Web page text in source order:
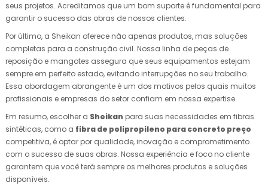
seus projetos. Acreditamos que um bom suporte é fundamental para
garantir o sucesso das obras de nossos clientes.
Por último, a Sheikan oferece não apenas produtos, mas soluções
completas para a construção civil. Nossa linha de peças de
reposição e mangotes assegura que seus equipamentos estejam
sempre em perfeito estado, evitando interrupções no seu trabalho.
Essa abordagem abrangente é um dos motivos pelos quais muitos
profissionais e empresas do setor confiam em nossa expertise.
Em resumo, escolher a Sheikan para suas necessidades em fibras
sintéticas, como a fibra de polipropileno para concreto preço
competitiva, é optar por qualidade, inovação e comprometimento
com o sucesso de suas obras. Nossa experiência e foco no cliente
garantem que você terá sempre os melhores produtos e soluções
disponíveis.